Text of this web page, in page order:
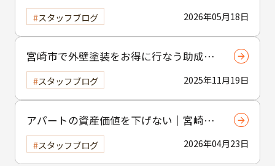
えの方へ｜小工事・雨樋交換だけでも大
歓迎！
2026年05月18日
スタッフブログ
宮崎市で外壁塗装をお得に行なう助成金
制度の活用方法
2025年11月19日
スタッフブログ
アパートの資産価値を下げない｜宮崎市
の賃貸物件塗装のポイント
2026年04月23日
スタッフブログ